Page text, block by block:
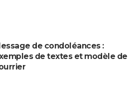
de condoléances :
de textes et modèle de